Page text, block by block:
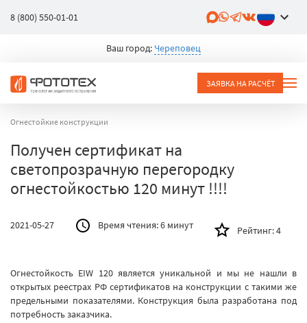
8 (800) 550-01-01
Ваш город: Череповец
ЗАЯВКА НА РАСЧЁТ
Огнестойкие конструкции
Получен сертификат на
светопрозрачную перегородку
огнестойкостью 120 минут !!!!
2021-05-27 Время чтения:6 минут Рейтинг:4
Огнестойкость EIW 120 является уникальной и мы не нашли в
открытых реестрах РФ сертификатов на конструкции с такими же
предельными показателями. Конструкция была разработана под
потребность заказчика.